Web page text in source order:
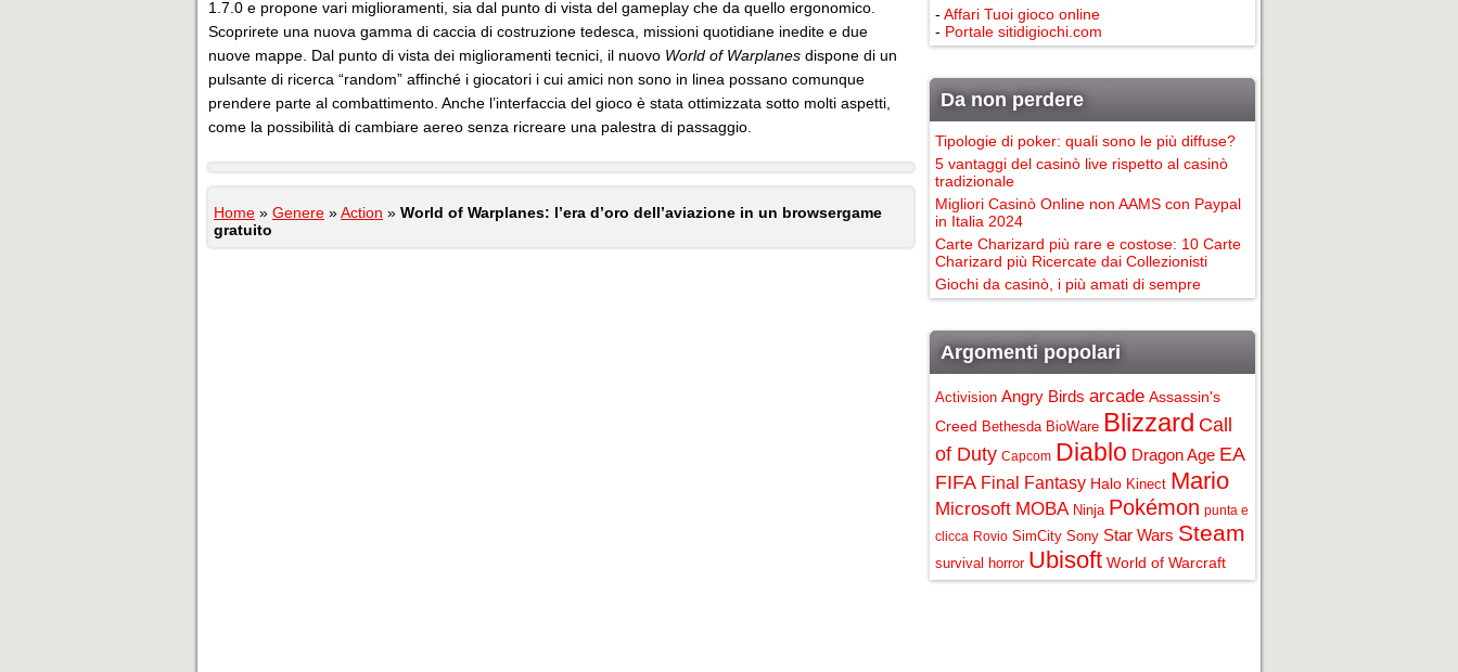
1.7.0 e propone vari miglioramenti, sia dal punto di vista del gameplay che da quello ergonomico.
Scoprirete una nuova gamma di caccia di costruzione tedesca, missioni quotidiane inedite e due
nuove mappe. Dal punto di vista dei miglioramenti tecnici, il nuovo World of Warplanes dispone di un
pulsante di ricerca “random” affinché i giocatori i cui amici non sono in linea possano comunque
prendere parte al combattimento. Anche l’interfaccia del gioco è stata ottimizzata sotto molti aspetti,
come la possibilità di cambiare aereo senza ricreare una palestra di passaggio.
Home » Genere »Action » World of Warplanes: l’era d’oro dell’aviazione in un browsergame
gratuito
- Affari Tuoi gioco online
- Portale sitidigiochi.com
Da non perdere
Tipologie di poker: quali sono le più diffuse?
5 vantaggi del casinò live rispetto al casinò
tradizionale
Migliori Casinò Online non AAMS con Paypal
in Italia 2024
Carte Charizard più rare e costose: 10 Carte
Charizard più Ricercate dai Collezionisti
Giochi da casinò, i più amati di sempre
Argomenti popolari
Activision Angry Birds arcade Assassin's
Creed Bethesda BioWare Blizzard Call
of Duty Capcom Diablo Dragon Age EA
FIFA Final Fantasy Halo Kinect Mario
Microsoft MOBA Ninja Pokémon punta e
clicca Rovio SimCity Sony Star Wars Steam
survival horror Ubisoft World of Warcraft